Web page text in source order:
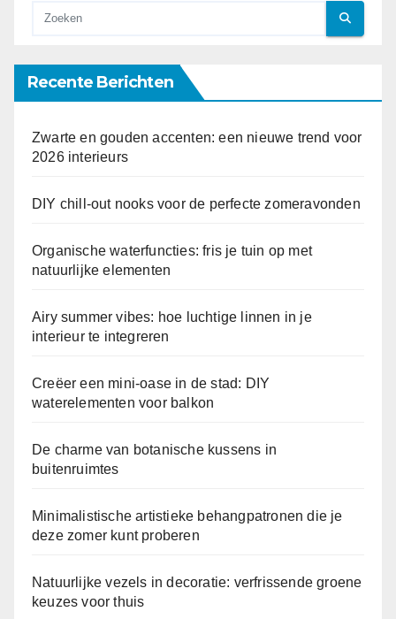
Recente Berichten
Zwarte en gouden accenten: een nieuwe trend voor
2026 interieurs
DIY chill-out nooks voor de perfecte zomeravonden
Organische waterfuncties: fris je tuin op met
natuurlijke elementen
Airy summer vibes: hoe luchtige linnen in je
interieur te integreren
Creëer een mini-oase in de stad: DIY
waterelementen voor balkon
De charme van botanische kussens in
buitenruimtes
Minimalistische artistieke behangpatronen die je
deze zomer kunt proberen
Natuurlijke vezels in decoratie: verfrissende groene
keuzes voor thuis